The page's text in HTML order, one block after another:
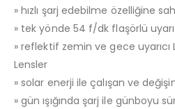
» hızlı şarj edebilme özelliğine
» tek yönde 54 f/dk flaşörlü uyarı
» reflektif zemin ve gece uyarıcı
Lensler
» solar enerji ile çalışan ve
» gün ışığında şarj ile günboyu